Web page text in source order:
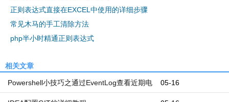
正则表达式直接在EXCEL中使用的详细步骤
常见木马的手工清除方法
php半小时精通正则表达式
相关文章
05-16
Powershell小技巧之通过EventLog查看近期电